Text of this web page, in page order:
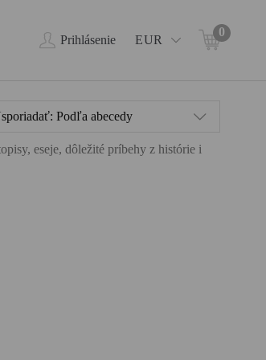
Prihlásenie EUR
0
eseje, dôležité príbehy z histórie i
Podľa abecedy